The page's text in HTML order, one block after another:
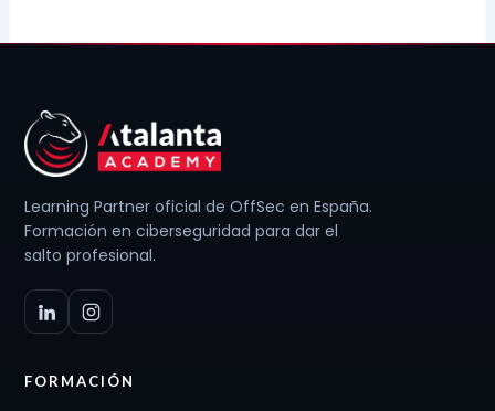
Learning Partner oficial de OffSec en España.
Formación en ciberseguridad para dar el
salto profesional.
FORMACIÓN